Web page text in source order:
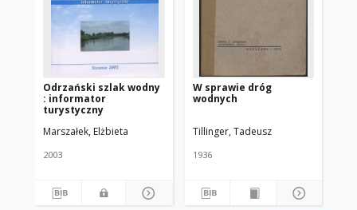
Odrzański szlak wodny
: informator
turystyczny
Marszałek, Elżbieta
2003
W sprawie dróg
wodnych
Tillinger, Tadeusz
1936